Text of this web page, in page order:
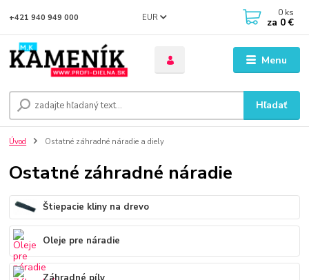
Menu
EUR
Hľadať
+421 940 949 000 0 ks
za 0 €
Úvod Ostatné záhradné náradie a diely
Ostatné záhradné náradie
Štiepacie kliny na drevo
Oleje pre náradie